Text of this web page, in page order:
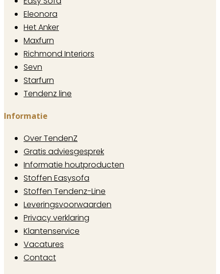
Eleonora
Het Anker
Maxfurn
Richmond Interiors
Sevn
Starfurn
Tendenz line
Informatie
Over TendenZ
Gratis adviesgesprek
Informatie houtproducten
Stoffen Easysofa
Stoffen Tendenz-Line
Leveringsvoorwaarden
Privacy verklaring
Klantenservice
Vacatures
Contact